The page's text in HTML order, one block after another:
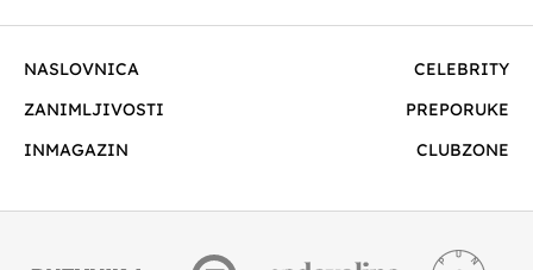
NASLOVNICA
CELEBRITY
ZANIMLJIVOSTI
PREPORUKE
INMAGAZIN
CLUBZONE